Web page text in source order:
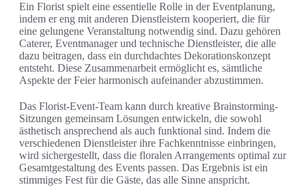
Ein Florist spielt eine essentielle Rolle in der Eventplanung,
indem er eng mit anderen Dienstleistern kooperiert, die für
eine gelungene Veranstaltung notwendig sind. Dazu gehören
Caterer, Eventmanager und technische Dienstleister, die alle
dazu beitragen, dass ein durchdachtes Dekorationskonzept
entsteht. Diese Zusammenarbeit ermöglicht es, sämtliche
Aspekte der Feier harmonisch aufeinander abzustimmen.
Das Florist-Event-Team kann durch kreative Brainstorming-
Sitzungen gemeinsam Lösungen entwickeln, die sowohl
ästhetisch ansprechend als auch funktional sind. Indem die
verschiedenen Dienstleister ihre Fachkenntnisse einbringen,
wird sichergestellt, dass die floralen Arrangements optimal zur
Gesamtgestaltung des Events passen. Das Ergebnis ist ein
stimmiges Fest für die Gäste, das alle Sinne anspricht.